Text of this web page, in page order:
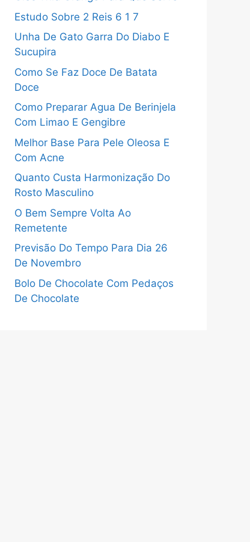
Estudo Sobre 2 Reis 6 1 7
Unha De Gato Garra Do Diabo E
Sucupira
Como Se Faz Doce De Batata
Doce
Como Preparar Agua De Berinjela
Com Limao E Gengibre
Melhor Base Para Pele Oleosa E
Com Acne
Quanto Custa Harmonização Do
Rosto Masculino
O Bem Sempre Volta Ao
Remetente
Previsão Do Tempo Para Dia 26
De Novembro
Bolo De Chocolate Com Pedaços
De Chocolate